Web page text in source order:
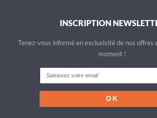
INSCRIPTION
Tenez-vous informé en exclusivité de nos offres
moment !